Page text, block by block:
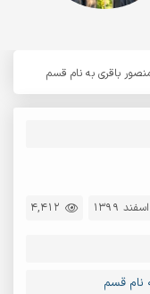
باقری به نام قسم
4,412
نام قسم